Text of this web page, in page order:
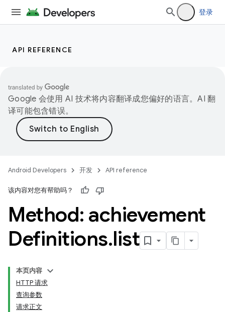
登录
API REFERENCE
Google 会使用 AI 技术将内容翻译成您偏好的语言。AI 翻
译可能包含错误。
Android Developers 开发 API reference
该内容对您有帮助吗？
Method: achievement
Definitions.list
本页内容
HTTP 请求
查询参数
请求正文